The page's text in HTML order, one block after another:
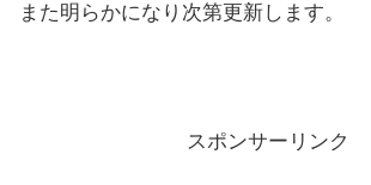
また明らかになり次第更新します。
スポンサーリンク